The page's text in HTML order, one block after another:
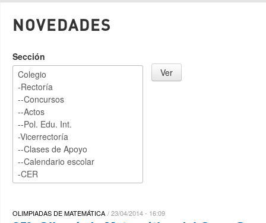
NOVEDADES
Sección
OLIMPIADAS DE MATEMÁTICA 23/04/2014 - 16:09